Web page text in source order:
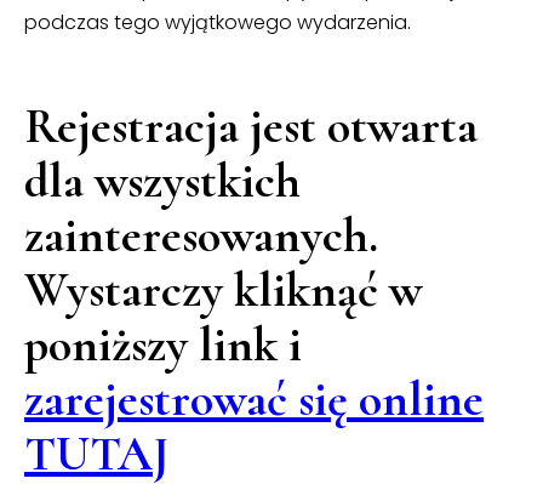
podczas tego wyjątkowego wydarzenia.
Rejestracja jest otwarta
dla wszystkich
zainteresowanych.
Wystarczy kliknąć w
poniższy link i
zarejestrować się online
TUTAJ